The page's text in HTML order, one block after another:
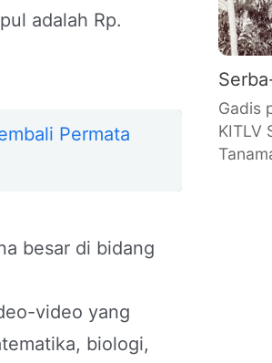
adalah Rp.
Permata
besar di bidang
video yang
biologi,
Gadis
KITLV